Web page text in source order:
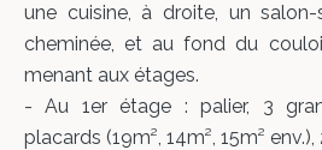
une cuisine, à droite, un
cheminée, et au fond du
menant aux étages.
- Au 1er étage : palier, 3
placards (19m², 14m², 15m²